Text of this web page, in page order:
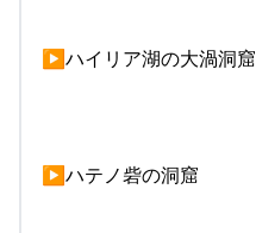
▶ハイリア湖の大渦洞窟
▶ハテノ砦の洞窟